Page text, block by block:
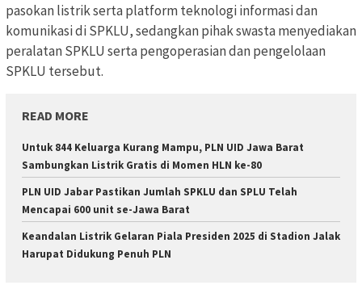
pasokan listrik serta platform teknologi informasi dan
komunikasi di SPKLU, sedangkan pihak swasta menyediakan
peralatan SPKLU serta pengoperasian dan pengelolaan
SPKLU tersebut.
READ MORE
Untuk 844 Keluarga Kurang Mampu, PLN UID Jawa Barat
Sambungkan Listrik Gratis di Momen HLN ke-80
PLN UID Jabar Pastikan Jumlah SPKLU dan SPLU Telah
Mencapai 600 unit se-Jawa Barat
Keandalan Listrik Gelaran Piala Presiden 2025 di Stadion Jalak
Harupat Didukung Penuh PLN